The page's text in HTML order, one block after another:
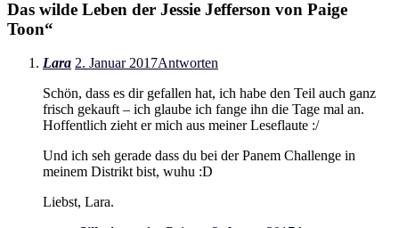
Das wilde Leben der Jessie Jefferson von Paige
Toon“
Lara 2. Januar 2017Antworten
Schön, dass es dir gefallen hat, ich habe den Teil auch ganz
frisch gekauft – ich glaube ich fange ihn die Tage mal an.
Hoffentlich zieht er mich aus meiner Leseflaute :/
Und ich seh gerade dass du bei der Panem Challenge in
meinem Distrikt bist, wuhu :D
Liebst, Lara.